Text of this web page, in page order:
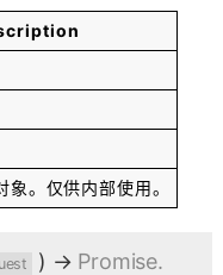
象。仅供内部使用。
) → Promise.